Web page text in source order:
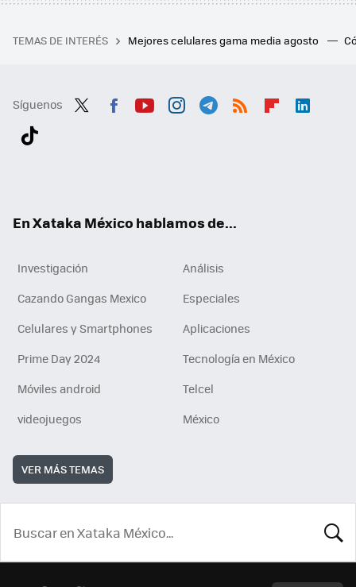
TEMAS DE INTERÉS Mejores celulares gama media agosto
Síguenos
En Xataka México hablamos de...
Investigación
Análisis
Cazando Gangas Mexico
Especiales
Celulares y Smartphones
Aplicaciones
Prime Day 2024
Tecnología en México
Móviles android
Telcel
videojuegos
México
VER MÁS TEMAS